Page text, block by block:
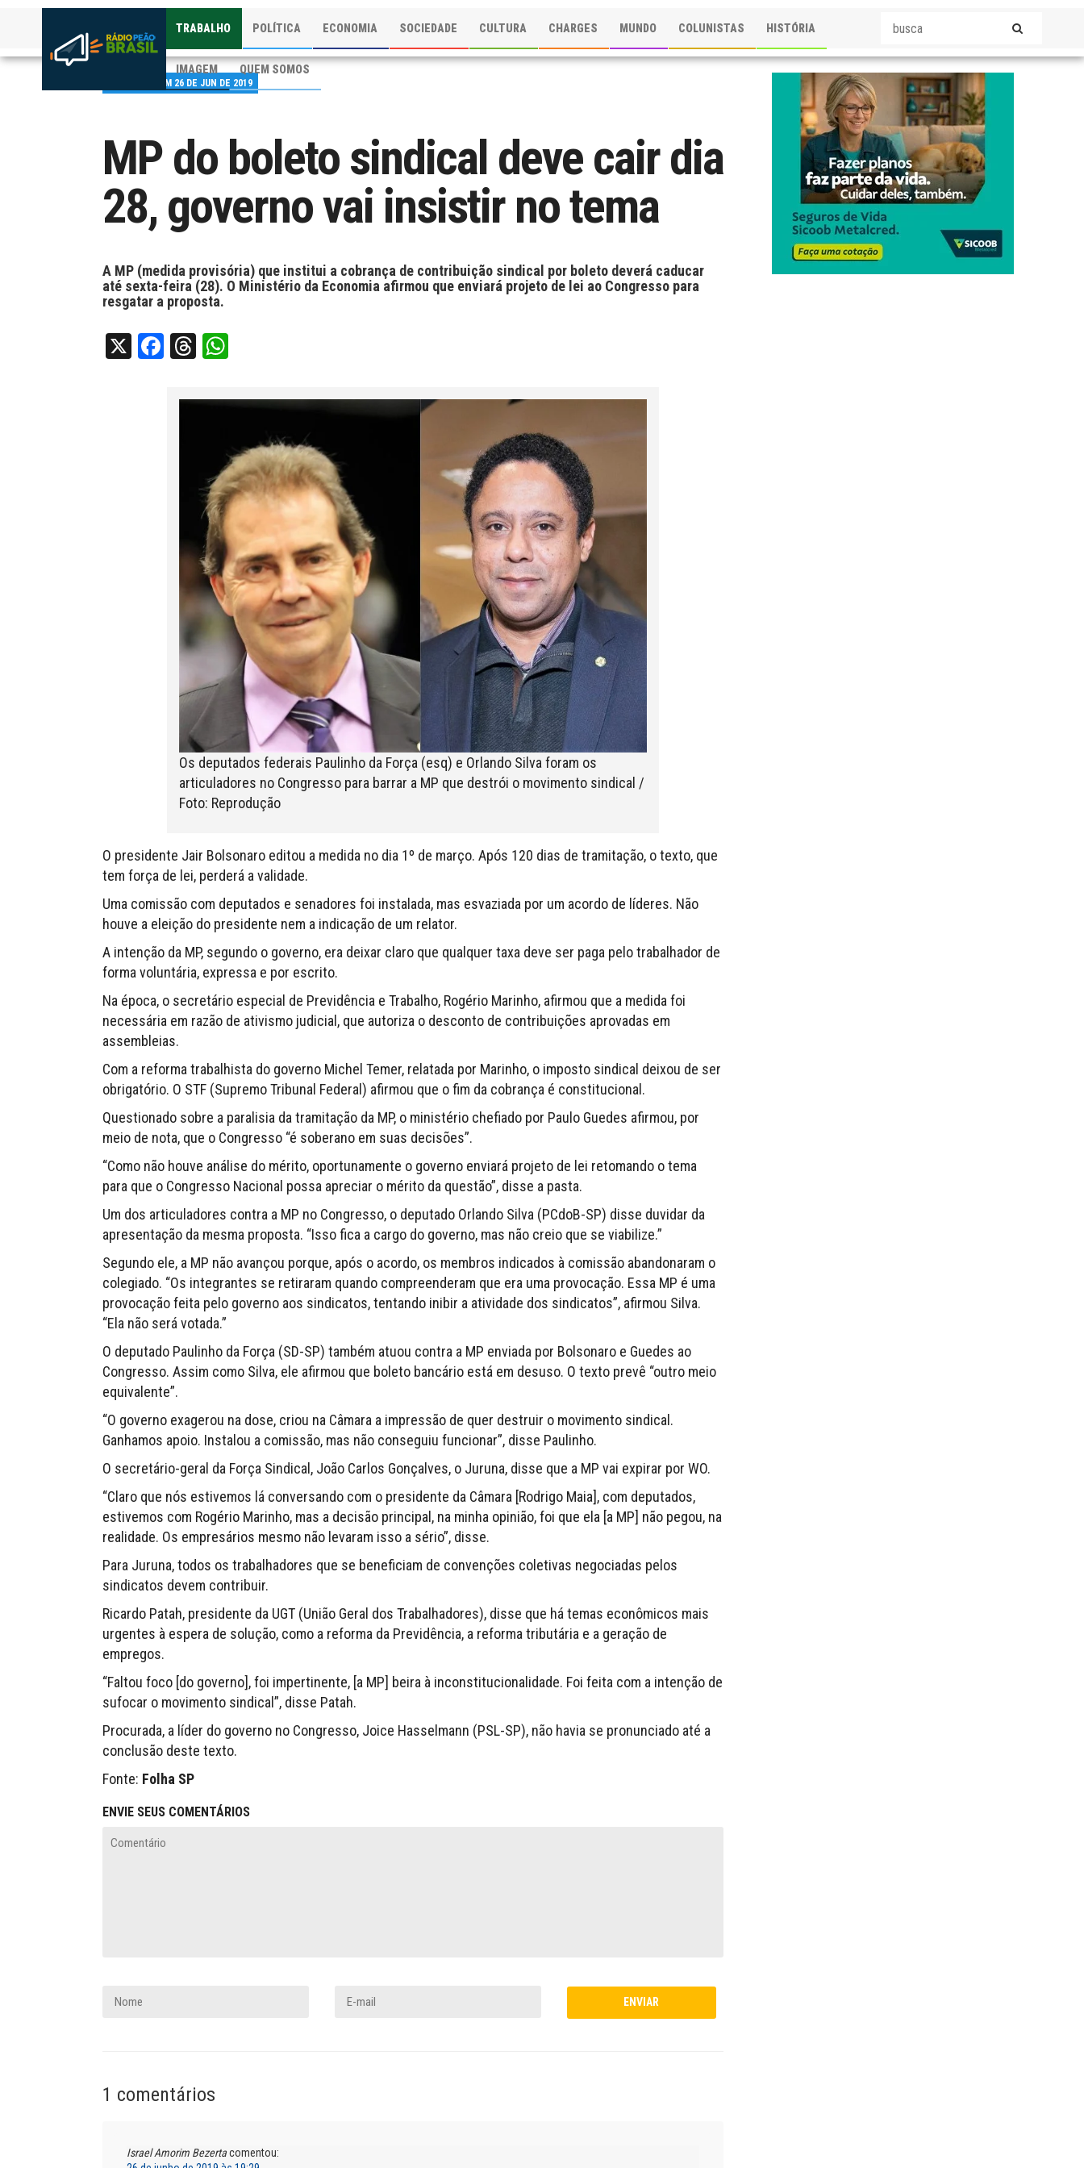
TRABALHO POLÍTICA ECONOMIA SOCIEDADE CULTURA CHARGES MUNDO COLUNISTAS HISTÓRIA
IMAGEM QUEM SOMOS
PUBLICADO EM 26 DE JUN DE 2019
MP do boleto sindical deve cair dia
28, governo vai insistir no tema
A MP (medida provisória) que institui a cobrança de contribuição sindical por boleto deverá caducar
até sexta-feira (28). O Ministério da Economia afirmou que enviará projeto de lei ao Congresso para
resgatar a proposta.
X Facebook
Threads
Os deputados federais Paulinho da Força (esq) e Orlando Silva foram os
articuladores no Congresso para barrar a MP que destrói o movimento sindical /
Foto: Reprodução
O presidente Jair Bolsonaro editou a medida no dia 1º de março. Após 120 dias de tramitação, o texto, que
tem força de lei, perderá a validade.
Uma comissão com deputados e senadores foi instalada, mas esvaziada por um acordo de líderes. Não
houve a eleição do presidente nem a indicação de um relator.
A intenção da MP, segundo o governo, era deixar claro que qualquer taxa deve ser paga pelo trabalhador de
forma voluntária, expressa e por escrito.
Na época, o secretário especial de Previdência e Trabalho, Rogério Marinho, afirmou que a medida foi
necessária em razão de ativismo judicial, que autoriza o desconto de contribuições aprovadas em
assembleias.
Com a reforma trabalhista do governo Michel Temer, relatada por Marinho, o imposto sindical deixou de ser
obrigatório. O STF (Supremo Tribunal Federal) afirmou que o fim da cobrança é constitucional.
Questionado sobre a paralisia da tramitação da MP, o ministério chefiado por Paulo Guedes afirmou, por
meio de nota, que o Congresso “é soberano em suas decisões”.
“Como não houve análise do mérito, oportunamente o governo enviará projeto de lei retomando o tema
para que o Congresso Nacional possa apreciar o mérito da questão”, disse a pasta.
Um dos articuladores contra a MP no Congresso, o deputado Orlando Silva (PCdoB-SP) disse duvidar da
apresentação da mesma proposta. “Isso fica a cargo do governo, mas não creio que se viabilize.”
Segundo ele, a MP não avançou porque, após o acordo, os membros indicados à comissão abandonaram o
colegiado. “Os integrantes se retiraram quando compreenderam que era uma provocação. Essa MP é uma
provocação feita pelo governo aos sindicatos, tentando inibir a atividade dos sindicatos”, afirmou Silva.
“Ela não será votada.”
O deputado Paulinho da Força (SD-SP) também atuou contra a MP enviada por Bolsonaro e Guedes ao
Congresso. Assim como Silva, ele afirmou que boleto bancário está em desuso. O texto prevê “outro meio
equivalente”.
“O governo exagerou na dose, criou na Câmara a impressão de quer destruir o movimento sindical.
Ganhamos apoio. Instalou a comissão, mas não conseguiu funcionar”, disse Paulinho.
O secretário-geral da Força Sindical, João Carlos Gonçalves, o Juruna, disse que a MP vai expirar por WO.
“Claro que nós estivemos lá conversando com o presidente da Câmara [Rodrigo Maia], com deputados,
estivemos com Rogério Marinho, mas a decisão principal, na minha opinião, foi que ela [a MP] não pegou, na
realidade. Os empresários mesmo não levaram isso a sério”, disse.
Para Juruna, todos os trabalhadores que se beneficiam de convenções coletivas negociadas pelos
sindicatos devem contribuir.
Ricardo Patah, presidente da UGT (União Geral dos Trabalhadores), disse que há temas econômicos mais
urgentes à espera de solução, como a reforma da Previdência, a reforma tributária e a geração de
empregos.
“Faltou foco [do governo], foi impertinente, [a MP] beira à inconstitucionalidade. Foi feita com a intenção de
sufocar o movimento sindical”, disse Patah.
Procurada, a líder do governo no Congresso, Joice Hasselmann (PSL-SP), não havia se pronunciado até a
conclusão deste texto.
Fonte: Folha SP
ENVIE SEUS COMENTÁRIOS
1 comentários
Israel Amorim Bezertacomentou: